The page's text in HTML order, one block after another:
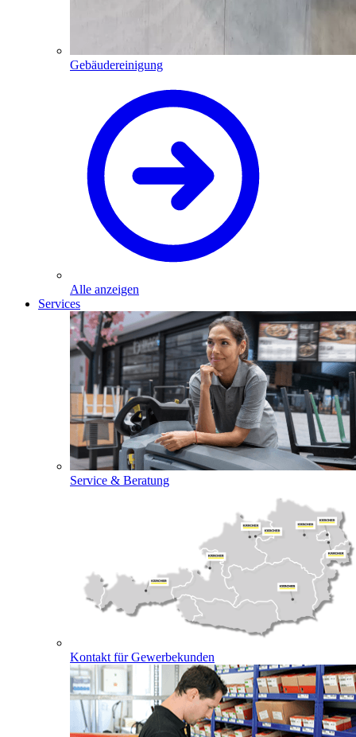
Gebäudereinigung
Alle anzeigen
Services
Service & Beratung
Kontakt für Gewerbekunden